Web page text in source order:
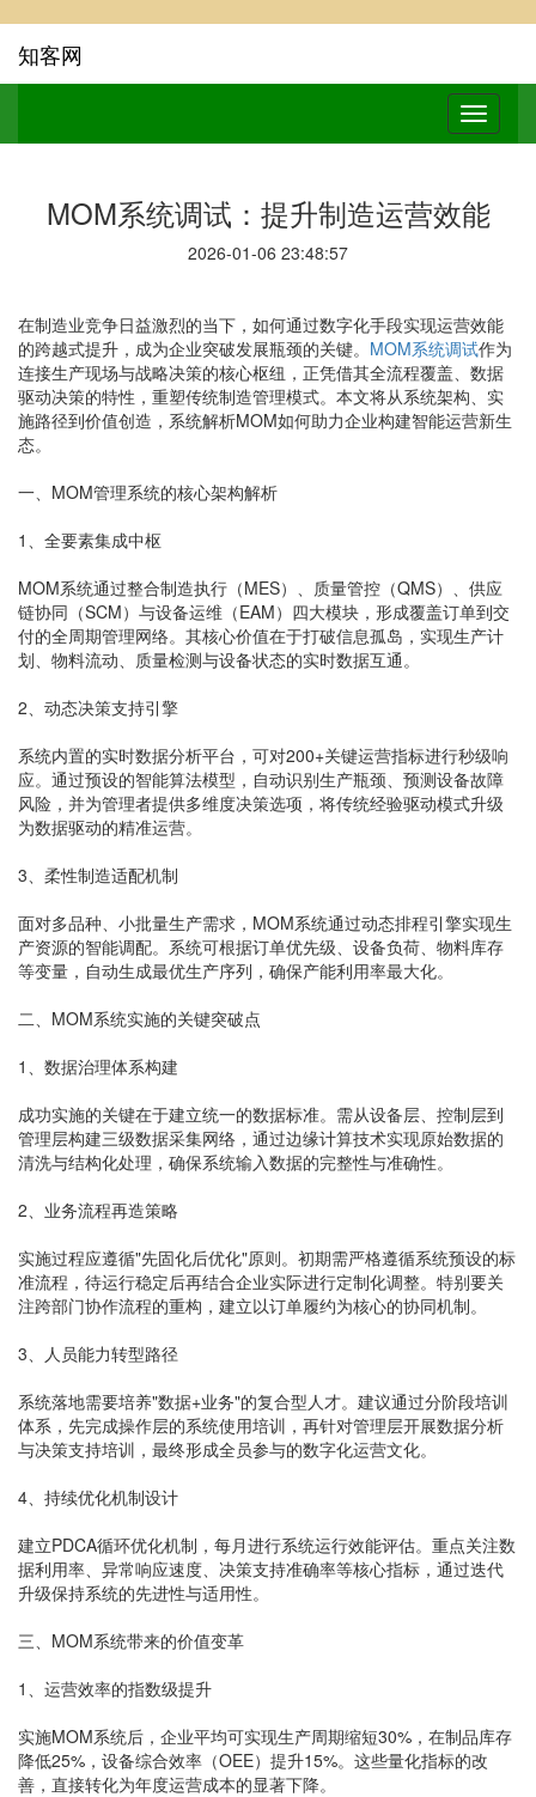
知客网
MOM系统调试：提升制造运营效能
2026-01-06 23:48:57
在制造业竞争日益激烈的当下，如何通过数字化手段实现运营效能
的跨越式提升，成为企业突破发展瓶颈的关键。 MOM系统调试作为
连接生产现场与战略决策的核心枢纽，正凭借其全流程覆盖、数据
驱动决策的特性，重塑传统制造管理模式。本文将从系统架构、实
施路径到价值创造，系统解析MOM如何助力企业构建智能运营新生
态。
一、MOM管理系统的核心架构解析
1、全要素集成中枢
MOM系统通过整合制造执行（MES）、质量管控（QMS）、供应
链协同（SCM）与设备运维（EAM）四大模块，形成覆盖订单到交
付的全周期管理网络。其核心价值在于打破信息孤岛，实现生产计
划、物料流动、质量检测与设备状态的实时数据互通。
2、动态决策支持引擎
系统内置的实时数据分析平台，可对200+关键运营指标进行秒级响
应。通过预设的智能算法模型，自动识别生产瓶颈、预测设备故障
风险，并为管理者提供多维度决策选项，将传统经验驱动模式升级
为数据驱动的精准运营。
3、柔性制造适配机制
面对多品种、小批量生产需求，MOM系统通过动态排程引擎实现生
产资源的智能调配。系统可根据订单优先级、设备负荷、物料库存
等变量，自动生成最优生产序列，确保产能利用率最大化。
二、MOM系统实施的关键突破点
1、数据治理体系构建
成功实施的关键在于建立统一的数据标准。需从设备层、控制层到
管理层构建三级数据采集网络，通过边缘计算技术实现原始数据的
清洗与结构化处理，确保系统输入数据的完整性与准确性。
2、业务流程再造策略
实施过程应遵循"先固化后优化"原则。初期需严格遵循系统预设的标
准流程，待运行稳定后再结合企业实际进行定制化调整。特别要关
注跨部门协作流程的重构，建立以订单履约为核心的协同机制。
3、人员能力转型路径
系统落地需要培养"数据+业务"的复合型人才。建议通过分阶段培训
体系，先完成操作层的系统使用培训，再针对管理层开展数据分析
与决策支持培训，最终形成全员参与的数字化运营文化。
4、持续优化机制设计
建立PDCA循环优化机制，每月进行系统运行效能评估。重点关注数
据利用率、异常响应速度、决策支持准确率等核心指标，通过迭代
升级保持系统的先进性与适用性。
三、MOM系统带来的价值变革
1、运营效率的指数级提升
实施MOM系统后，企业平均可实现生产周期缩短30%，在制品库存
降低25%，设备综合效率（OEE）提升15%。这些量化指标的改
善，直接转化为年度运营成本的显著下降。